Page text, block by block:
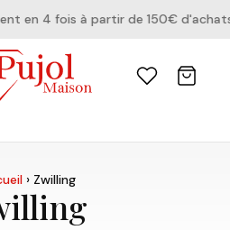
en 4 fois à partir de 150€
› Zwilling